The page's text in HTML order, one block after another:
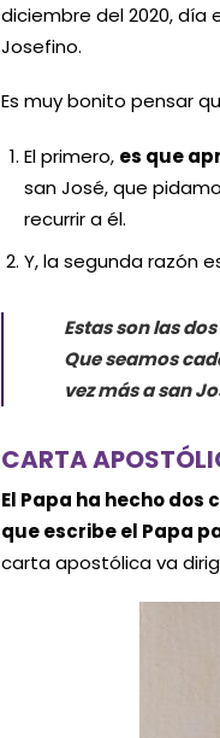
diciembre del 2020, día
Josefino.
Es muy bonito pensar
El primero, es que
san José, que
recurrir a él.
Y, la segunda razón
Estas son las
Que seamos
vez más a san
CARTA
El Papa ha hecho
que escribe el Papa
carta apostólica va